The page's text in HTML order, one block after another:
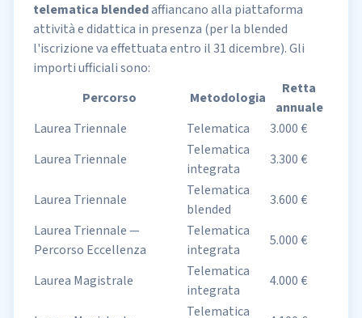
telematica blendedaffiancano alla piattaforma
attività e didattica in presenza (per la blended
l'iscrizione va effettuata entro il 31 dicembre). Gli
importi ufficiali sono:
Percorso
Metodologia
Retta
annuale
Laurea Triennale
Telematica
3.000 €
Laurea Triennale
Telematica
integrata
3.300 €
Laurea Triennale
Telematica
blended
3.600 €
Laurea Triennale —
Percorso Eccellenza
Telematica
integrata
5.000 €
Laurea Magistrale
Telematica
integrata
4.000 €
Telematica